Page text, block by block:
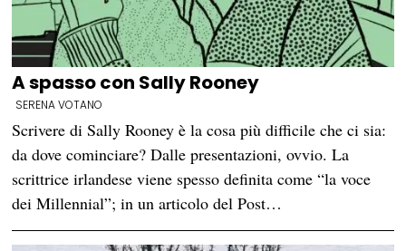
A spasso con Sally Rooney
SERENA VOTANO
Scrivere di Sally Rooney è la cosa più difficile che ci sia:
da dove cominciare? Dalle presentazioni, ovvio. La
scrittrice irlandese viene spesso definita come “la voce
dei Millennial”; in un articolo del Post…